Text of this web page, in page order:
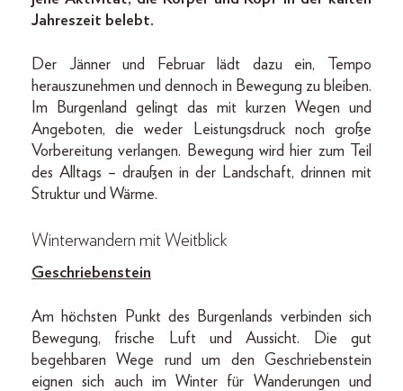
Jahreszeit belebt.
Der Jänner und Februar lädt dazu ein, Tempo
herauszunehmen und dennoch in Bewegung zu bleiben.
Im Burgenland gelingt das mit kurzen Wegen und
Angeboten, die weder Leistungsdruck noch große
Vorbereitung verlangen. Bewegung wird hier zum Teil
des Alltags – draußen in der Landschaft, drinnen mit
Struktur und Wärme.
Winterwandern mit Weitblick
Geschriebenstein
Am höchsten Punkt des Burgenlands verbinden sich
Bewegung, frische Luft und Aussicht. Die gut
begehbaren Wege rund um den Geschriebenstein
eignen sich auch im Winter für Wanderungen und